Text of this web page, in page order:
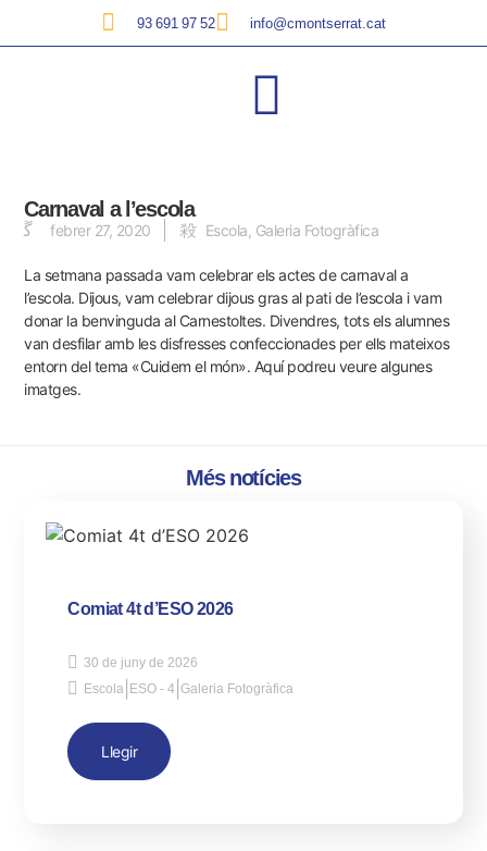
93 691 97 52 info@cmontserrat.cat
Carnaval a l’escola
febrer 27, 2020 Escola Galeria Fotogràfica
La setmana passada vam celebrar els actes de carnaval a
l’escola. Dijous, vam celebrar dijous gras al pati de l’escola i vam
donar la benvinguda al Carnestoltes. Divendres, tots els alumnes
van desfilar amb les disfresses confeccionades per ells mateixos
entorn del tema «Cuidem el món». Aquí podreu veure algunes
imatges.
Més notícies
Comiat 4t d’ESO 2026
30 de juny de 2026
Escola ESO - 4 |Galeria Fotogràfica
Llegir